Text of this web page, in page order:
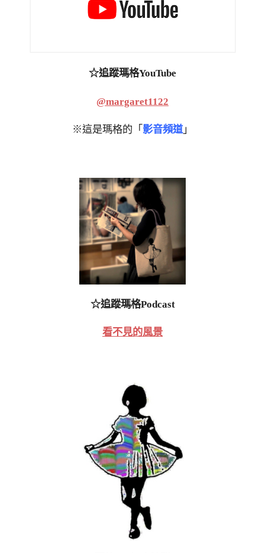
☆追蹤瑪格YouTube
@margaret1122
※這是瑪格的「 影音頻道」
☆追蹤瑪格Podcast
看不見的風景